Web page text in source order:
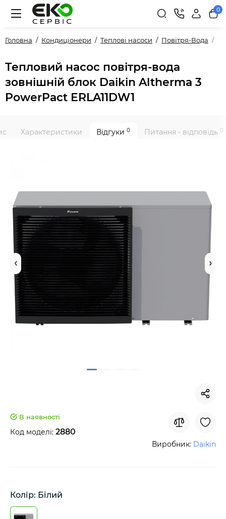
0
Головна Кондиціонери Теплові насоси Повітря-Вода
Тепловий насос повітря-вода
зовнішній блок Daikin Altherma 3
PowerPact ERLA11DW1
Характеристики Відгуки 0 Питання - відповідь 0
В наявності
Код моделі: 2880
Виробник: Daikin
Колір: Білий